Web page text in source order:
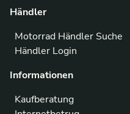
Händler
Motorrad Händler Suche
Händler Login
Informationen
Kaufberatung